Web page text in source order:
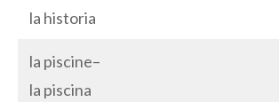
la historia
la piscine–
la piscina